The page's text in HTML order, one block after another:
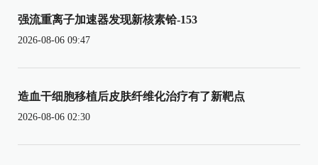
强流重离子加速器发现新核素铪-153
2026-08-06 09:47
造血干细胞移植后皮肤纤维化治疗有了新靶点
2026-08-06 02:30